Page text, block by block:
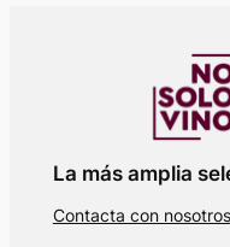
La más amplia
Contacta con nosotros